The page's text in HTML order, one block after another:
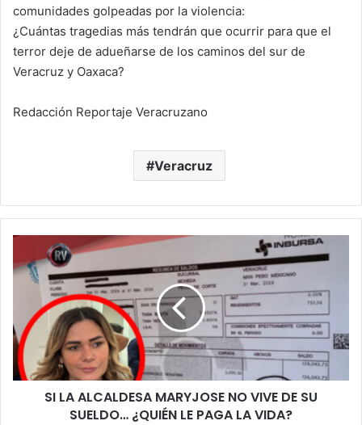
comunidades golpeadas por la violencia:
¿Cuántas tragedias más tendrán que ocurrir para que el
terror deje de adueñarse de los caminos del sur de
Veracruz y Oaxaca?
Redacción Reportaje Veracruzano
Veracruz
LA
ALCALDESA
MARYJOSE
VIVE
DE
SU
SUELDO…
¿QUIÉNSI LA ALCALDESA MARYJOSE NO VIVE DE SU
SUELDO… ¿QUIÉN LE PAGA LA VIDA?